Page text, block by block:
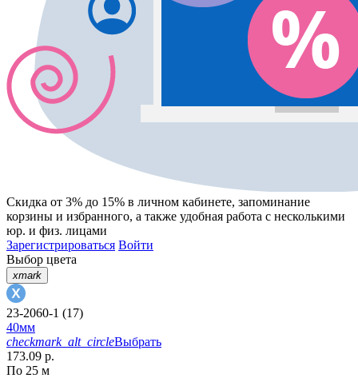
Скидка от 3% до 15% в личном кабинете, запоминание
корзины и избранного, а также удобная работа с несколькими
юр. и физ. лицами
Зарегистрироваться Войти
Выбор цвета
xmark
23-2060-1 (17)
40мм
checkmark_alt_circleВыбрать
173.09 р.
По 25 м